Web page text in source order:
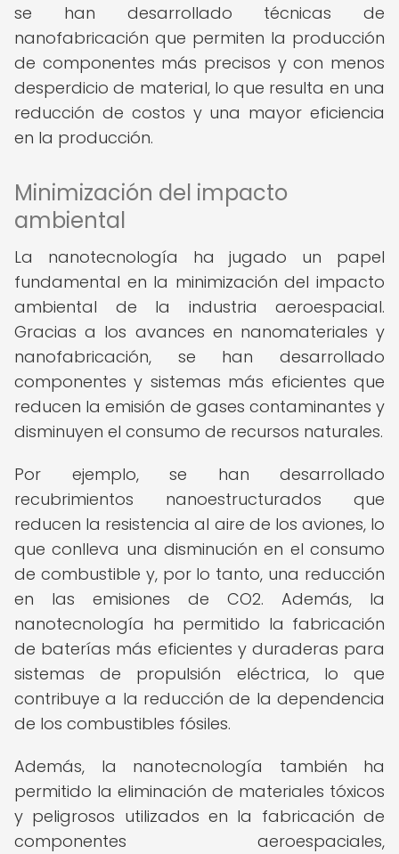
se han desarrollado técnicas de
nanofabricación que permiten la producción
de componentes más precisos y con menos
desperdicio de material, lo que resulta en una
reducción de costos y una mayor eficiencia
en la producción.
Minimización del impacto
ambiental
La nanotecnología ha jugado un papel
fundamental en la minimización del impacto
ambiental de la industria aeroespacial.
Gracias a los avances en nanomateriales y
nanofabricación, se han desarrollado
componentes y sistemas más eficientes que
reducen la emisión de gases contaminantes y
disminuyen el consumo de recursos naturales.
Por ejemplo, se han desarrollado
recubrimientos nanoestructurados que
reducen la resistencia al aire de los aviones, lo
que conlleva una disminución en el consumo
de combustible y, por lo tanto, una reducción
en las emisiones de CO2. Además, la
nanotecnología ha permitido la fabricación
de baterías más eficientes y duraderas para
sistemas de propulsión eléctrica, lo que
contribuye a la reducción de la dependencia
de los combustibles fósiles.
Además, la nanotecnología también ha
permitido la eliminación de materiales tóxicos
y peligrosos utilizados en la fabricación de
componentes aeroespaciales,